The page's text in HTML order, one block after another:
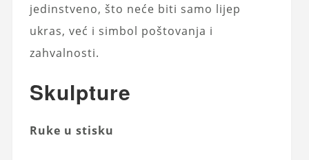
jedinstveno, što neće biti samo lijep
ukras, već i simbol poštovanja i
zahvalnosti.
Skulpture
Ruke u stisku